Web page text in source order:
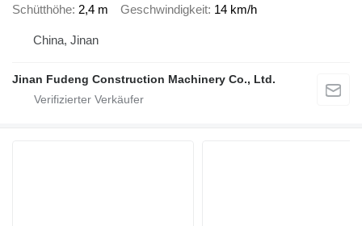
Schütthöhe 2,4 m Geschwindigkeit 14 km/h
China, Jinan
Jinan Fudeng Construction Machinery Co., Ltd.